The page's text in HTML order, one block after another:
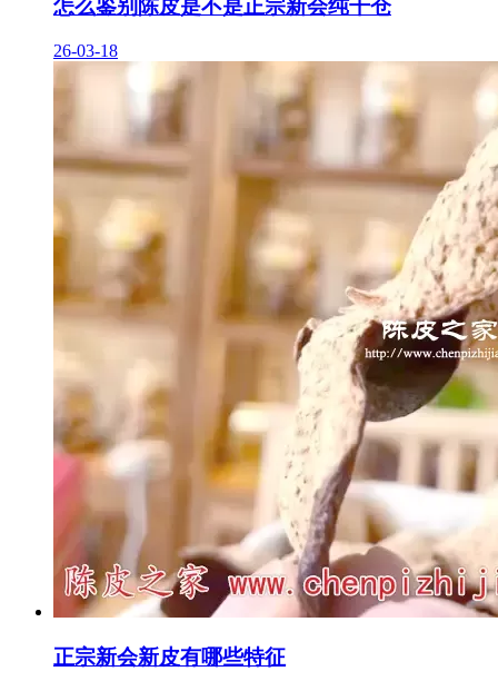
怎么鉴别陈皮是不是正宗新会纯干仓
26-03-18
正宗新会新皮有哪些特征